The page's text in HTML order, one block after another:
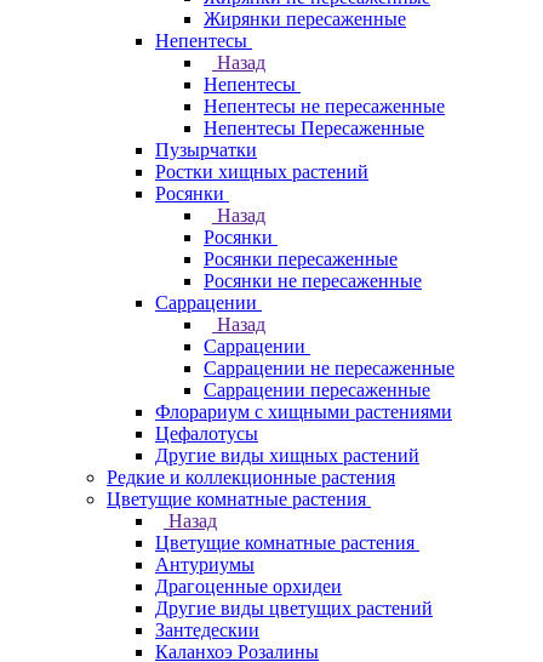
Жирянки пересаженные
Непентесы
Назад
Непентесы
Непентесы не пересаженные
Непентесы Пересаженные
Пузырчатки
Ростки хищных растений
Росянки
Назад
Росянки
Росянки пересаженные
Росянки не пересаженные
Саррацении
Назад
Саррацении
Саррацении не пересаженные
Саррацении пересаженные
Флорариум с хищными растениями
Цефалотусы
Другие виды хищных растений
Редкие и коллекционные растения
Цветущие комнатные растения
Назад
Цветущие комнатные растения
Антуриумы
Драгоценные орхидеи
Другие виды цветущих растений
Зантедескии
Каланхоэ Розалины